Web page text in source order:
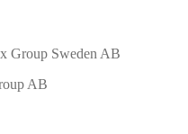
Group Sweden AB
AB